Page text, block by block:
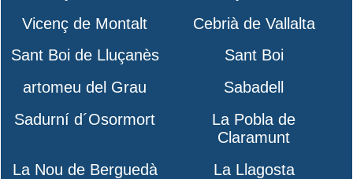
Vicenç de Montalt
Cebrià de Vallalta
Sant Boi de Lluçanès
Sant Boi
artomeu del Grau
Sabadell
Sadurní d´Osormort
La Pobla de
Claramunt
La Nou de Berguedà
La Llagosta